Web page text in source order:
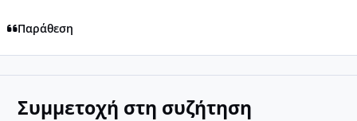
Παράθεση
Συμμετοχή στη συζήτηση